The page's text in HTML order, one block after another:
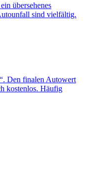
übersehenes
sind vielfältig.
Den finalen Autowert
kostenlos. Häufig